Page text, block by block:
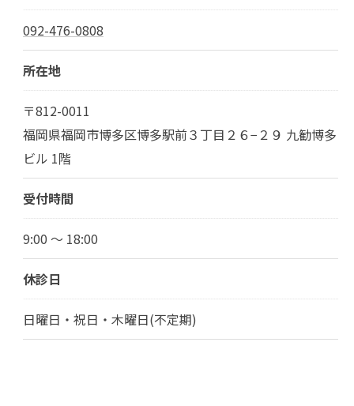
092-476-0808
所在地
〒812-0011
福岡県福岡市博多区博多駅前３丁目２６−２９ 九勧博多
ビル 1階
受付時間
9:00 ～ 18:00
休診日
日曜日・祝日・木曜日(不定期)